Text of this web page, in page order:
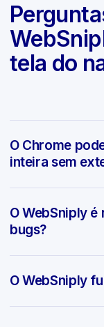
tela do
O Chrome
inteira sem
O WebSniply
bugs?
O WebSniply